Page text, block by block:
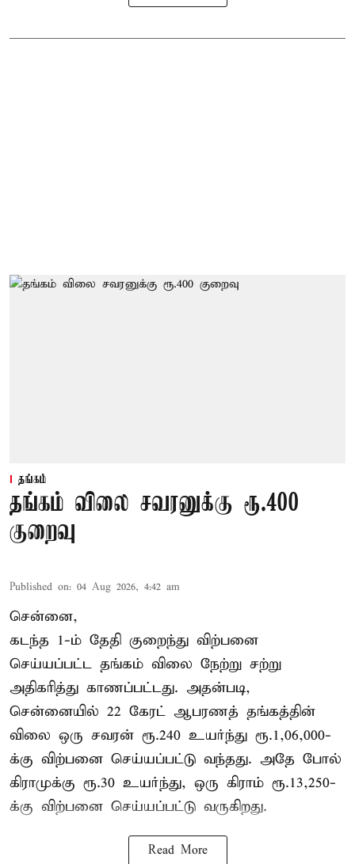
தங்கம்
தங்கம் விலை சவரனுக்கு ரூ.400
குறைவு
Published on: 04 Aug 2026, 4:42 am
சென்னை,
கடந்த 1-ம் தேதி குறைந்து விற்பனை
செய்யப்பட்ட தங்கம் விலை நேற்று சற்று
அதிகரித்து காணப்பட்டது. அதன்படி,
சென்னையில் 22 கேரட் ஆபரணத் தங்கத்தின்
விலை ஒரு சவரன் ரூ.240 உயர்ந்து ரூ.1,06,000-
க்கு விற்பனை செய்யப்பட்டு வந்தது. அதே போல்
கிராமுக்கு ரூ.30 உயர்ந்து, ஒரு கிராம் ரூ.13,250-
க்கு விற்பனை செய்யப்பட்டு வருகிறது.
Read More